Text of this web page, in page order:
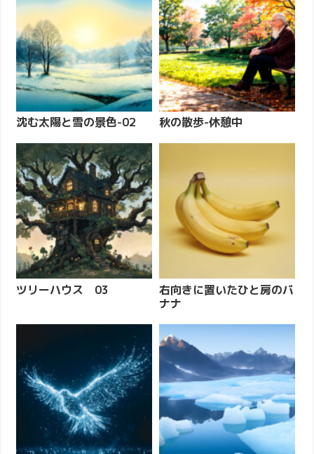
沈む太陽と雪の景色-02 秋の散歩-休憩中
ツリーハウス 03
右向きに置いたひと房のバ
ナナ